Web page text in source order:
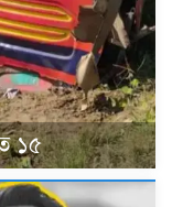
১৫